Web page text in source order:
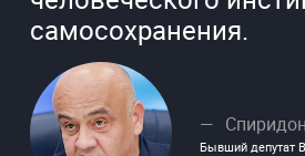
самосохранения.
Бывший депутат